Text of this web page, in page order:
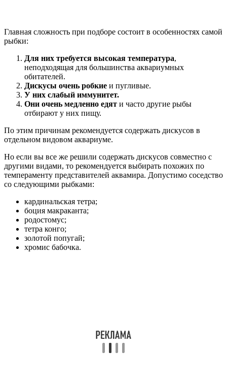
Главная сложность при подборе состоит в особенностях самой
рыбки:
Для них требуется высокая температура,
неподходящая для большинства аквариумных
обитателей.
Дискусы очень робкие и пугливые.
У них слабый иммунитет.
Они очень медленно едят и часто другие рыбы
отбирают у них пищу.
По этим причинам рекомендуется содержать дискусов в
отдельном видовом аквариуме.
Но если вы все же решили содержать дискусов совместно с
другими видами, то рекомендуется выбирать похожих по
темпераменту представителей аквамира. Допустимо соседство
со следующими рыбками:
кардинальская тетра;
боция макраканта;
родостомус;
тетра конго;
золотой попугай;
хромис бабочка.